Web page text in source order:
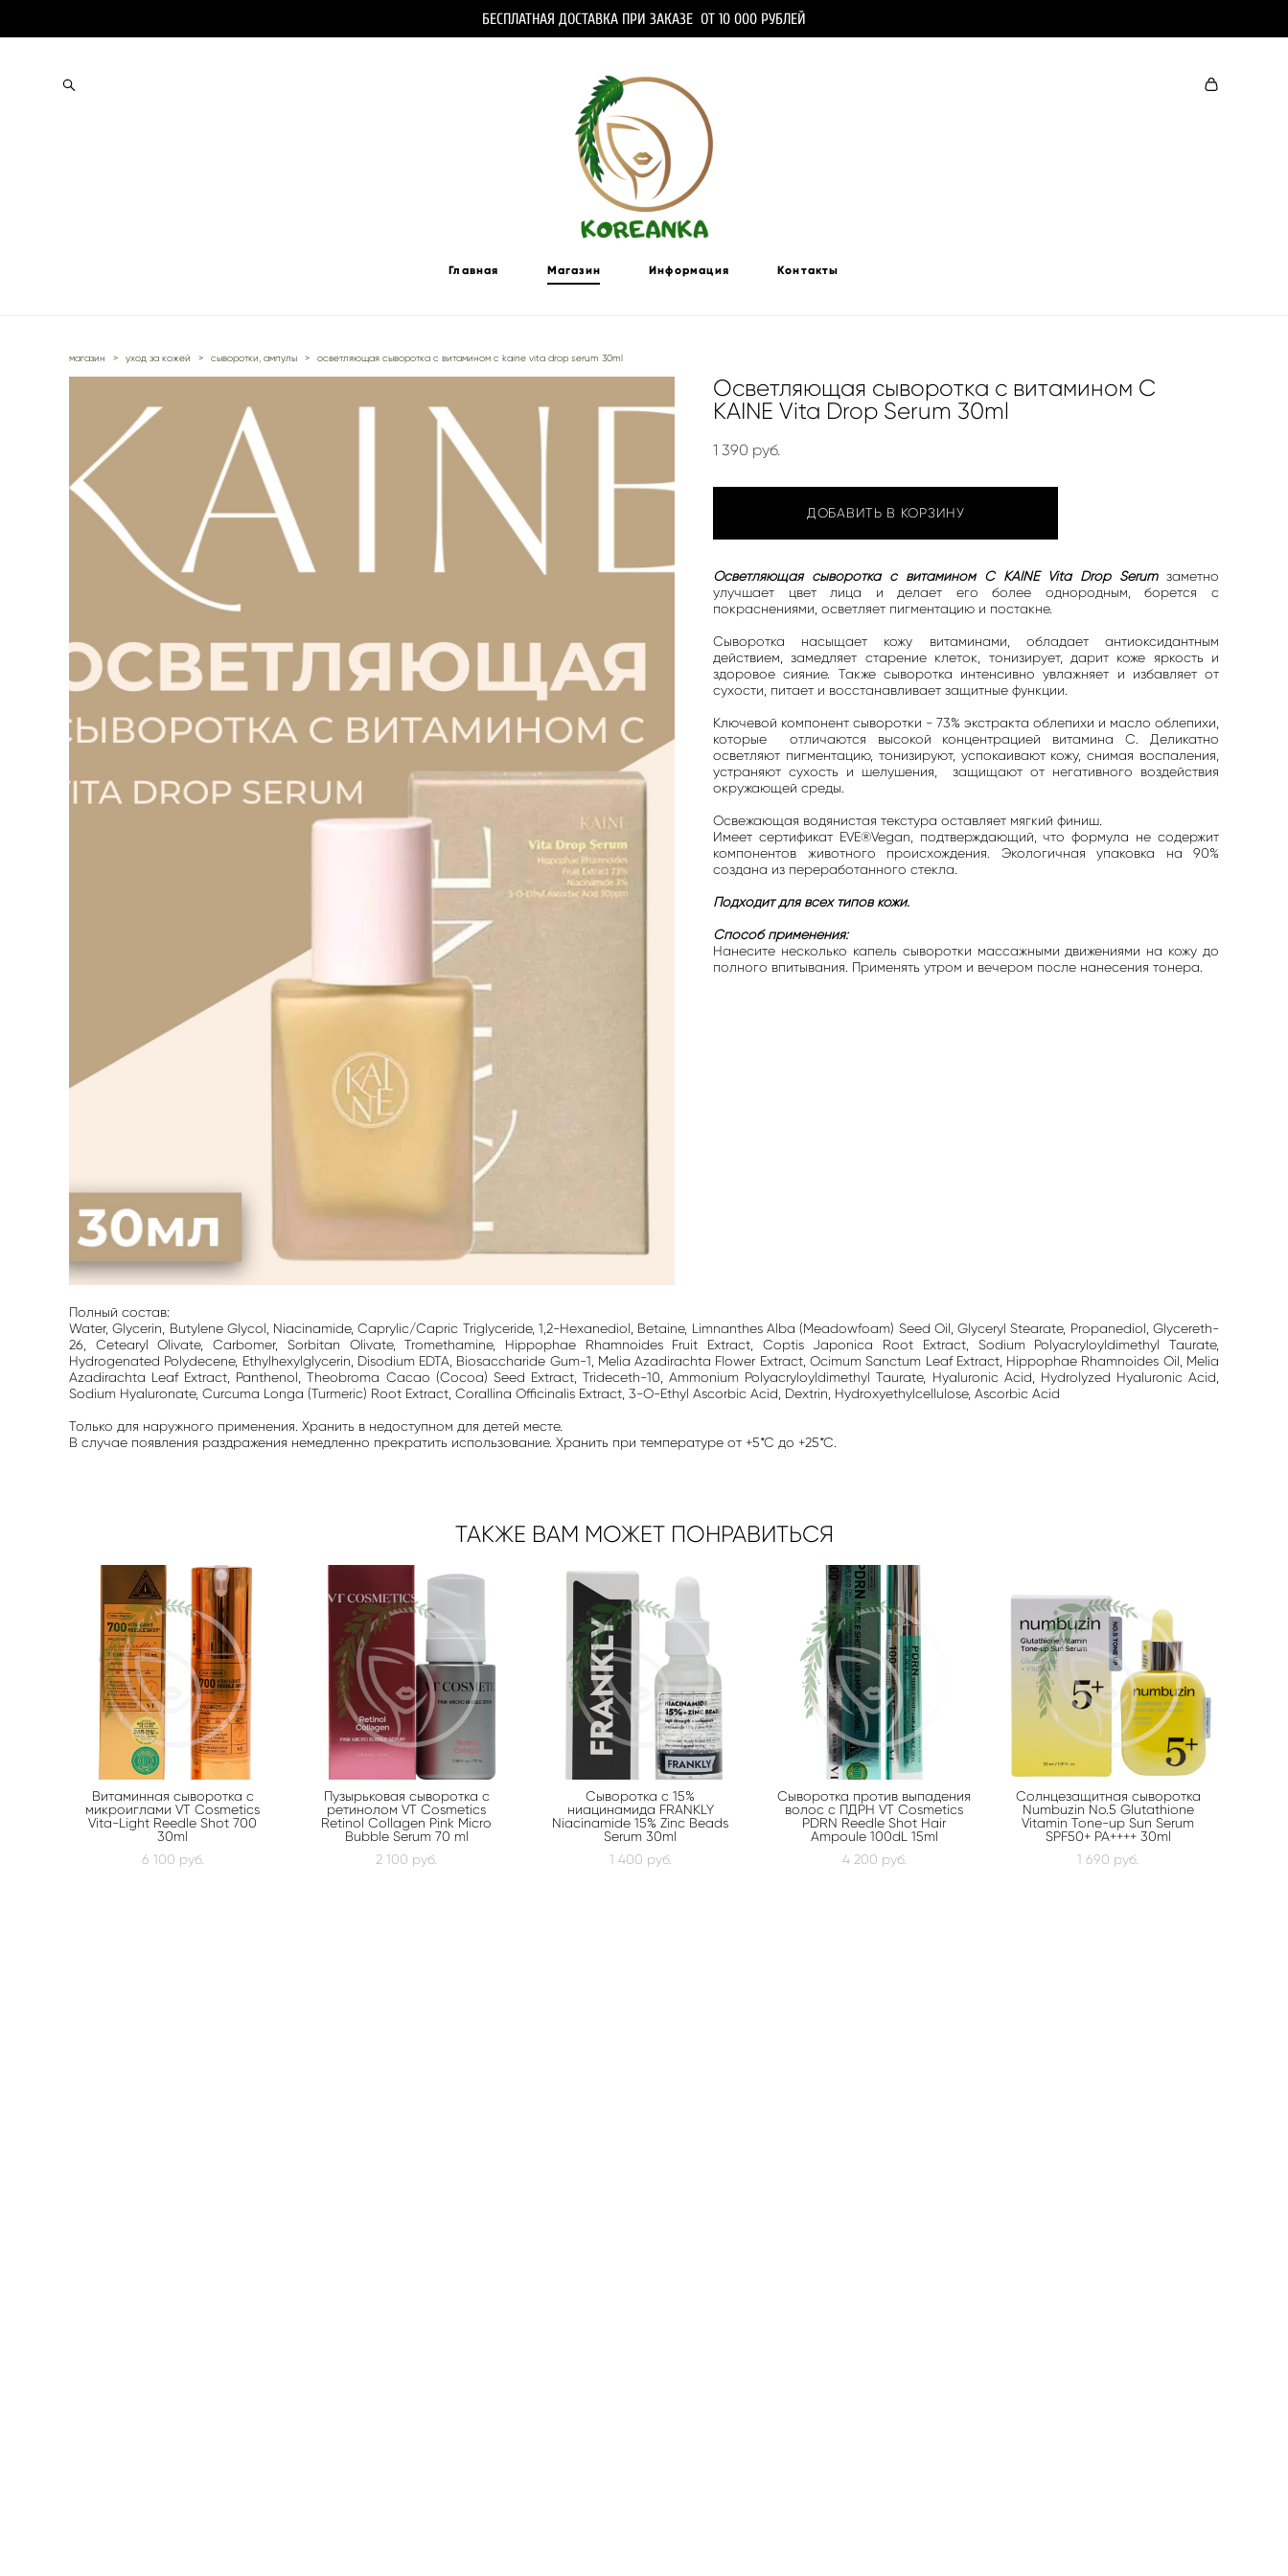
БЕСПЛАТНАЯ ДОСТАВКА ПРИ ЗАКАЗЕ ОТ 10 000 РУБЛЕЙ
Главная Магазин Информация Контакты
магазин > уход за кожей > сыворотки, ампулы > осветляющая сыворотка с витамином с kaine vita drop serum 30ml
Осветляющая сыворотка с витамином С
KAINE Vita Drop Serum 30ml
1 390 pуб.
ДОБАВИТЬ В КОРЗИНУ
Осветляющая сыворотка с витамином С KAINE Vita Drop Serum заметно
улучшает цвет лица и делает его более однородным, борется с
покраснениями, осветляет пигментацию и постакне.
Сыворотка насыщает кожу витаминами, обладает антиоксидантным
действием, замедляет старение клеток, тонизирует, дарит коже яркость и
здоровое сияние. Также сыворотка интенсивно увлажняет и избавляет от
сухости, питает и восстанавливает защитные функции.
Ключевой компонент сыворотки - 73% экстракта облепихи и масло облепихи,
которые отличаются высокой концентрацией витамина C. Деликатно
осветляют пигментацию, тонизируют, успокаивают кожу, снимая воспаления,
устраняют сухость и шелушения, защищают от негативного воздействия
окружающей среды.
Освежающая водянистая текстура оставляет мягкий финиш.
Имеет сертификат EVE®Vegan, подтверждающий, что формула не содержит
компонентов животного происхождения. Экологичная упаковка на 90%
создана из переработанного стекла.
Подходит для всех типов кожи.
Способ применения:
Нанесите несколько капель сыворотки массажными движениями на кожу до
полного впитывания. Применять утром и вечером после нанесения тонера.
Полный состав:
Water, Glycerin, Butylene Glycol, Niacinamide, Caprylic/Capric Triglyceride, 1,2-Hexanediol, Betaine, Limnanthes Alba (Meadowfoam) Seed Oil, Glyceryl Stearate, Propanediol, Glycereth-
26, Cetearyl Olivate, Carbomer, Sorbitan Olivate, Tromethamine, Hippophae Rhamnoides Fruit Extract, Coptis Japonica Root Extract, Sodium Polyacryloyldimethyl Taurate,
Hydrogenated Polydecene, Ethylhexylglycerin, Disodium EDTA, Biosaccharide Gum-1, Melia Azadirachta Flower Extract, Ocimum Sanctum Leaf Extract, Hippophae Rhamnoides Oil, Melia
Azadirachta Leaf Extract, Panthenol, Theobroma Cacao (Cocoa) Seed Extract, Trideceth-10, Ammonium Polyacryloyldimethyl Taurate, Hyaluronic Acid, Hydrolyzed Hyaluronic Acid,
Sodium Hyaluronate, Curcuma Longa (Turmeric) Root Extract, Corallina Officinalis Extract, 3-O-Ethyl Ascorbic Acid, Dextrin, Hydroxyethylcellulose, Ascorbic Acid
Только для наружного применения. Хранить в недоступном для детей месте.
В случае появления раздражения немедленно прекратить использование. Хранить при температуре от +5*С до +25*С.
ТАКЖЕ ВАМ МОЖЕТ ПОНРАВИТЬСЯ
Витаминная сыворотка с
микроиглами VT Cosmetics
Vita-Light Reedle Shot 700
30ml
6 100 pуб.
Пузырьковая сыворотка с
ретинолом VT Cosmetics
Retinol Collagen Pink Micro
Bubble Serum 70 ml
2 100 pуб.
Сыворотка с 15%
ниацинамида FRANKLY
Niacinamide 15% Zinc Beads
Serum 30ml
1 400 pуб.
Сыворотка против выпадения
волос с ПДРН VT Cosmetics
PDRN Reedle Shot Hair
Ampoule 100dL 15ml
4 200 pуб.
Солнцезащитная сыворотка
Numbuzin No.5 Glutathione
Vitamin Tone-up Sun Serum
SPF50+ PA++++ 30ml
1 690 pуб.